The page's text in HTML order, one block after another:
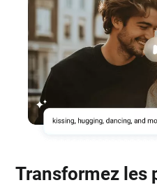
Transformez les